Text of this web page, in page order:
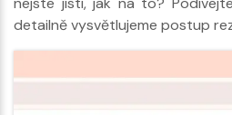
detailně vysvětlujeme postup